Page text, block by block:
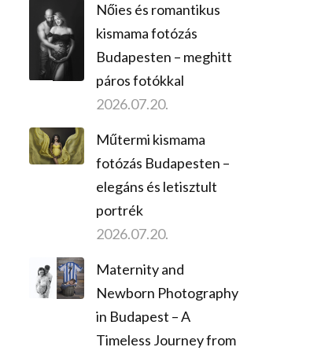
Nőies és romantikus
kismama fotózás
Budapesten – meghitt
páros fotókkal
2026.07.20.
Műtermi kismama
fotózás Budapesten –
elegáns és letisztult
portrék
2026.07.20.
Maternity and
Newborn Photography
in Budapest – A
Timeless Journey from